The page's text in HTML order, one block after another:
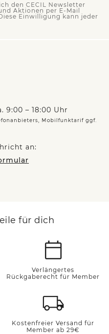
den CECIL Newsletter
Aktionen per E-Mail
Einwilligung kann jeder
9:00 – 18:00 Uhr
Mobilfunktarif ggf.
an:
für dich
Verlängertes
Rückgaberecht für Member
Kostenfreier Versand für
Member ab 29€